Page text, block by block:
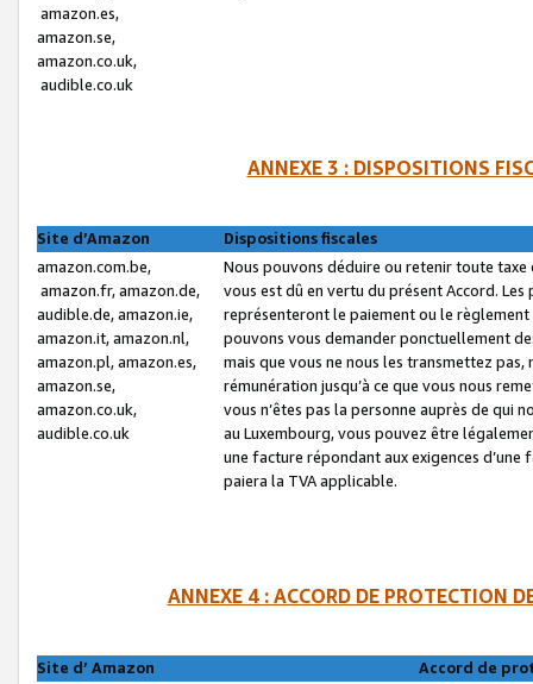
amazon.es,
amazon.se,
amazon.co.uk,
audible.co.uk
ANNEXE 3 : DISPOSITIONS
Site d’Amazon
Dispositions fiscales
amazon.com.be,
amazon.fr, amazon.de,
audible.de, amazon.ie,
amazon.it, amazon.nl,
amazon.pl, amazon.es,
amazon.se,
amazon.co.uk,
audible.co.uk
Nous pouvons déduire ou retenir toute
vous est dû en vertu du présent Accord.
représenteront le paiement ou le
pouvons vous demander ponctuellement
mais que vous ne nous les transmettez
rémunération jusqu’à ce que vous nous
vous n’êtes pas la personne auprès de qui
au Luxembourg, vous pouvez être
une facture répondant aux exigences
paiera la TVA applicable.
ANNEXE 4 : ACCORD DE PROTECTION
Site d’ Amazon
Accord de